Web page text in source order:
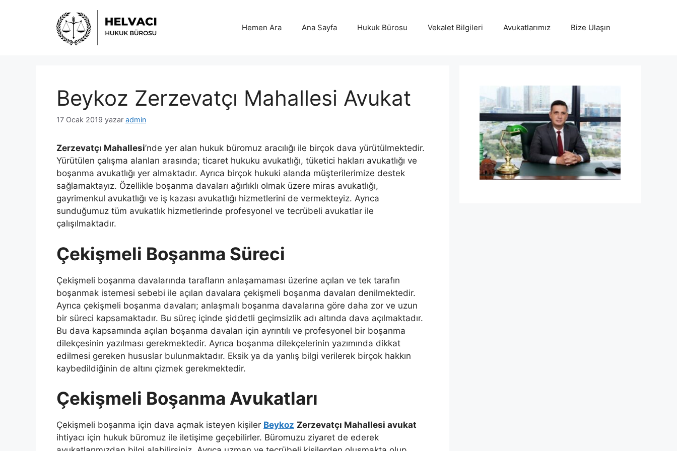
Hemen Ara Ana Sayfa Hukuk Bürosu Vekalet Bilgileri Avukatlarımız Bize Ulaşın
Beykoz Zerzevatçı Mahallesi Avukat
17 Ocak 2019 yazar admin
Zerzevatçı Mahallesi’nde yer alan hukuk büromuz aracılığı ile birçok dava yürütülmektedir.
Yürütülen çalışma alanları arasında; ticaret hukuku avukatlığı, tüketici hakları avukatlığı ve
boşanma avukatlığı yer almaktadır. Ayrıca birçok hukuki alanda müşterilerimize destek
sağlamaktayız. Özellikle boşanma davaları ağırlıklı olmak üzere miras avukatlığı,
gayrimenkul avukatlığı ve iş kazası avukatlığı hizmetlerini de vermekteyiz. Ayrıca
sunduğumuz tüm avukatlık hizmetlerinde profesyonel ve tecrübeli avukatlar ile
çalışılmaktadır.
Çekişmeli Boşanma Süreci
Çekişmeli boşanma davalarında tarafların anlaşamaması üzerine açılan ve tek tarafın
boşanmak istemesi sebebi ile açılan davalara çekişmeli boşanma davaları denilmektedir.
Ayrıca çekişmeli boşanma davaları; anlaşmalı boşanma davalarına göre daha zor ve uzun
bir süreci kapsamaktadır. Bu süreç içinde şiddetli geçimsizlik adı altında dava açılmaktadır.
Bu dava kapsamında açılan boşanma davaları için ayrıntılı ve profesyonel bir boşanma
dilekçesinin yazılması gerekmektedir. Ayrıca boşanma dilekçelerinin yazımında dikkat
edilmesi gereken hususlar bulunmaktadır. Eksik ya da yanlış bilgi verilerek birçok hakkın
kaybedildiğinin de altını çizmek gerekmektedir.
Çekişmeli Boşanma Avukatları
Çekişmeli boşanma için dava açmak isteyen kişiler Beykoz Zerzevatçı Mahallesi avukat
ihtiyacı için hukuk büromuz ile iletişime geçebilirler. Büromuzu ziyaret de ederek